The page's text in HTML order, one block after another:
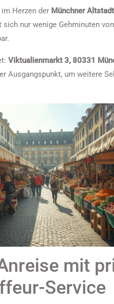
Herzen der Münchner Altstadt
sich nur wenige Gehminuten
Viktualienmarkt 3, 80331
Ausgangspunkt, um weitere
mit
Service